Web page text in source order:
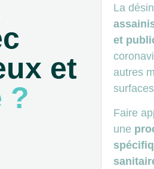
et
?
La
et
autres
Faire
une